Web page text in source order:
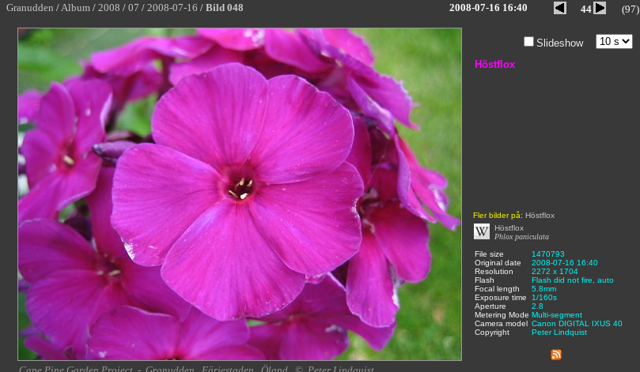
Granudden /Album / 2008 / 07 / 2008-07-16 / Bild 048 2008-07-16 16:40 44 (97)
Slideshow
Höstflox
Fler bilder på: Höstflox
Höstflox
Phlox paniculata
File size
1470793
Original date
2008-07-16 16:40
Resolution
2272 x 1704
Flash
Flash did not fire, auto
Focal length
5.8mm
Exposure time
1/160s
Aperture
2.8
Metering Mode Multi-segment
Camera model Canon DIGITAL IXUS 40
Copyright
Peter Lindquist